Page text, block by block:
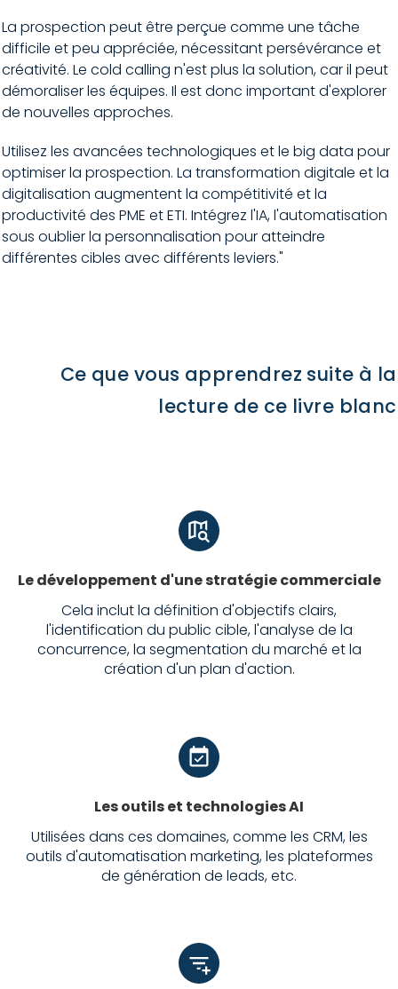
La prospection peut être perçue comme une tâche
difficile et peu appréciée, nécessitant persévérance et
créativité. Le cold calling n'est plus la solution, car il peut
démoraliser les équipes. Il est donc important d'explorer
de nouvelles approches.
Utilisez les avancées technologiques et le big data pour
optimiser la prospection. La transformation digitale et la
digitalisation augmentent la compétitivité et la
productivité des PME et ETI. Intégrez l'IA, l'automatisation
sous oublier la personnalisation pour atteindre
différentes cibles avec différents leviers."
Ce que vous apprendrez suite à la
lecture de ce livre blanc
Le développement d'une stratégie commerciale
Cela inclut la définition d'objectifs clairs,
l'identification du public cible, l'analyse de la
concurrence, la segmentation du marché et la
création d'un plan d'action.
Les outils et technologies AI
Utilisées dans ces domaines, comme les CRM, les
outils d'automatisation marketing, les plateformes
de génération de leads, etc.